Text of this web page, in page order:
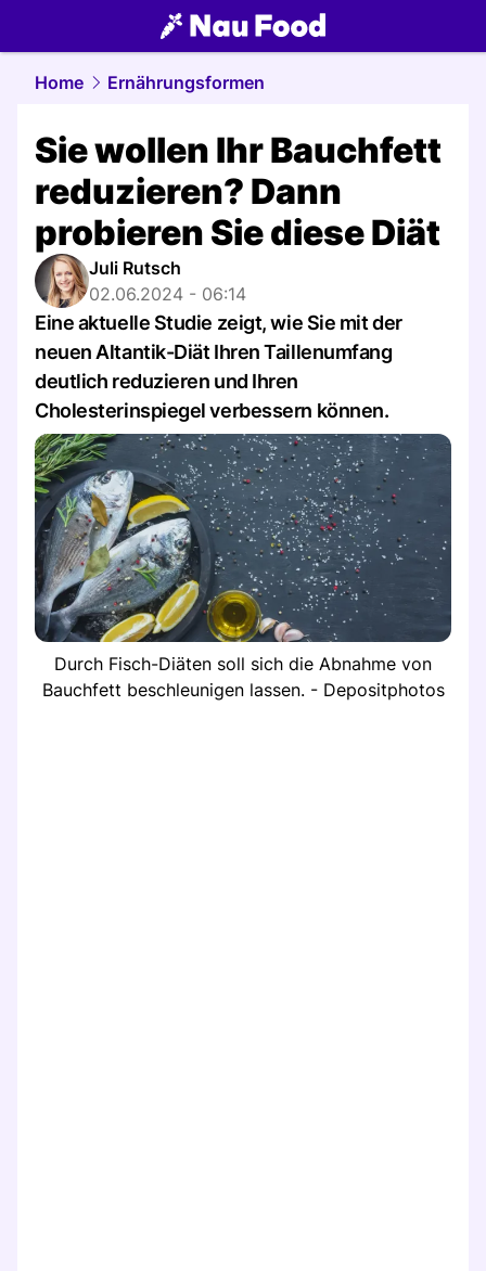
food.NAU.ch
Home Ernährungsformen
Sie wollen Ihr Bauchfett
reduzieren? Dann
probieren Sie diese Diät
Juli Rutsch
02.06.2024 - 06:14
Eine aktuelle Studie zeigt, wie Sie mit der
neuen Altantik-Diät Ihren Taillenumfang
deutlich reduzieren und Ihren
Cholesterinspiegel verbessern können.
Durch Fisch-Diäten soll sich die Abnahme von
Bauchfett beschleunigen lassen. - Depositphotos